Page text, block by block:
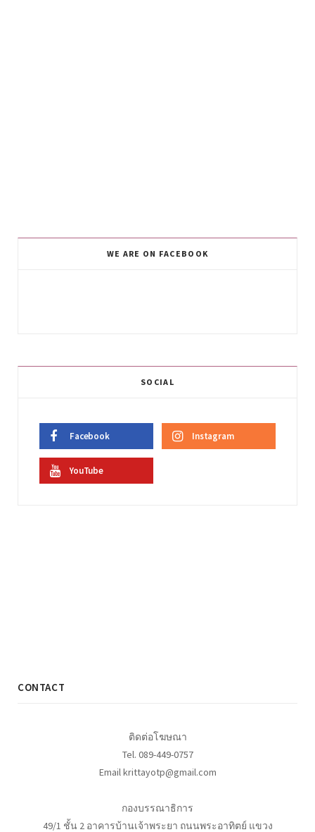
WE ARE ON FACEBOOK
SOCIAL
Facebook Instagram
YouTube
CONTACT
ติดต่อโฆษณา
Tel. 089-449-0757
Email krittayotp@gmail.com
กองบรรณาธิการ
49/1 ชั้น 2 อาคารบ้านเจ้าพระยา ถนนพระอาทิตย์ แขวง